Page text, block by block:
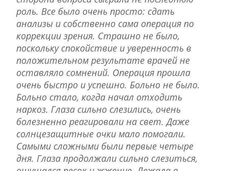
роль. Все было очень просто: сдать
анализы и собственно сама операция по
коррекции зрения. Страшно не было,
поскольку спокойствие и уверенность в
положительном результате врачей не
оставляло сомнений. Операция прошла
очень быстро и успешно. Больно не было.
Больно стало, когда начал отходить
наркоз. Глаза сильно слезились, очень
болезненно реагировали на свет. Даже
солнцезащитные очки мало помогали.
Самыми сложными были первые четыре
дня. Глаза продолжали сильно слезиться,